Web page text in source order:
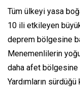
Tüm ülkeyi yasa
10 ili etkileyen
deprem bölgesine
Menemenlilerin
daha afet bölgesine
Yardımların